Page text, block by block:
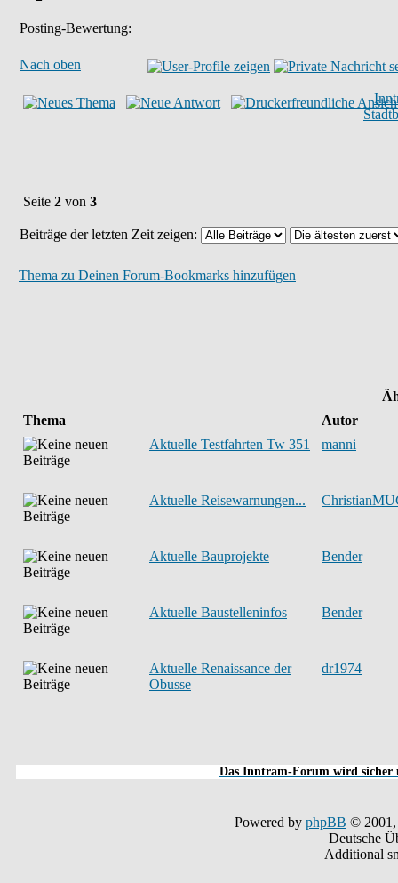
Posting-Bewertung:
Nach oben
Seite 2 von 3
Beiträge der letzten Zeit zeigen:
Thema zu Deinen Forum-Bookmarks hinzufügen
Thema
Autor
Aktuelle Testfahrten Tw 351
manni
Aktuelle Reisewarnungen...
Aktuelle Bauprojekte Bender
Aktuelle Baustelleninfos Bender
Aktuelle Renaissance der
Obusse
dr1974
Das Inntram-Forum wird sicher
Powered by phpBB © 2001,
Deutsche
Additional